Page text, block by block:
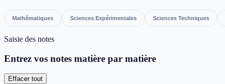
Mathématiques Sciences Expérimentales Sciences Techniques
Saisie des notes
Entrez vos notes matière par matière
Effacer tout